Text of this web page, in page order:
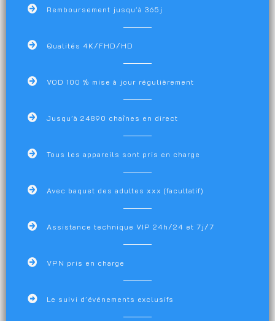
Remboursement jusqu'à 365j
Qualités 4K/FHD/HD
VOD 100 % mise à jour régulièrement
Jusqu'à 24890 chaînes en direct
Tous les appareils sont pris en charge
Avec baquet des adultes xxx (facultatif)
Assistance technique VIP 24h/24 et 7j/7
VPN pris en charge
Le suivi d'événements exclusifs